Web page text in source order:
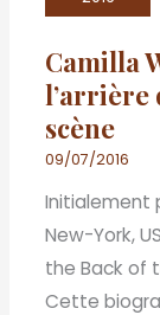
Camilla
l’arrière
scène
09/07/2016
Initialement
New-York,
the Back of
Cette
Parks.
De
l’arrière
d’un
bus
au
devant
de